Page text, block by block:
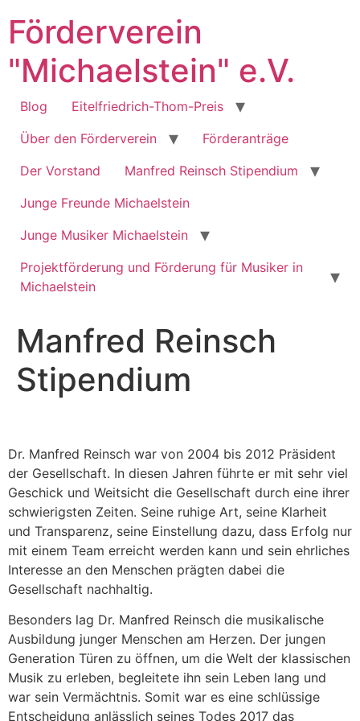
Inhalt
springen
Förderverein
"Michaelstein" e.V.
Blog
Eitelfriedrich-Thom-Preis
Über den Förderverein
Förderanträge
Der Vorstand
Manfred Reinsch Stipendium
Junge Freunde Michaelstein
Junge Musiker Michaelstein
Projektförderung und Förderung für Musiker in
Michaelstein
Manfred Reinsch
Stipendium
Dr. Manfred Reinsch war von 2004 bis 2012 Präsident
der Gesellschaft. In diesen Jahren führte er mit sehr viel
Geschick und Weitsicht die Gesellschaft durch eine ihrer
schwierigsten Zeiten. Seine ruhige Art, seine Klarheit
und Transparenz, seine Einstellung dazu, dass Erfolg nur
mit einem Team erreicht werden kann und sein ehrliches
Interesse an den Menschen prägten dabei die
Gesellschaft nachhaltig.
Besonders lag Dr. Manfred Reinsch die musikalische
Ausbildung junger Menschen am Herzen. Der jungen
Generation Türen zu öffnen, um die Welt der klassischen
Musik zu erleben, begleitete ihn sein Leben lang und
war sein Vermächtnis. Somit war es eine schlüssige
Entscheidung anlässlich seines Todes 2017 das